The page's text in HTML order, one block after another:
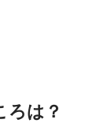
ろは？